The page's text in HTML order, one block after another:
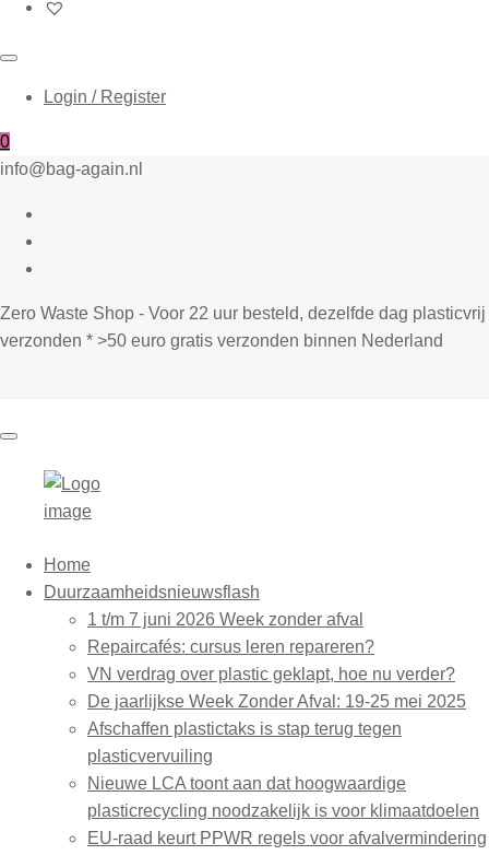
Login / Register
0
info@bag-again.nl
Zero Waste Shop - Voor 22 uur besteld, dezelfde dag plasticvrij
verzonden * >50 euro gratis verzonden binnen Nederland
Home
Duurzaamheidsnieuwsflash
1 t/m 7 juni 2026 Week zonder afval
Repaircafés: cursus leren repareren?
VN verdrag over plastic geklapt, hoe nu verder?
De jaarlijkse Week Zonder Afval: 19-25 mei 2025
Afschaffen plastictaks is stap terug tegen
plasticvervuiling
Nieuwe LCA toont aan dat hoogwaardige
plasticrecycling noodzakelijk is voor klimaatdoelen
EU-raad keurt PPWR regels voor afvalvermindering